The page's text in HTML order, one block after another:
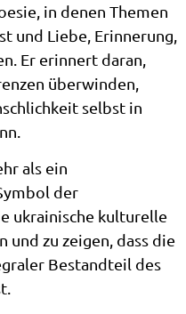
in denen Themen
und Liebe, Erinnerung,
Er erinnert daran,
überwinden,
selbst in
als ein
der
ukrainische kulturelle
und zu zeigen, dass die
Bestandteil des